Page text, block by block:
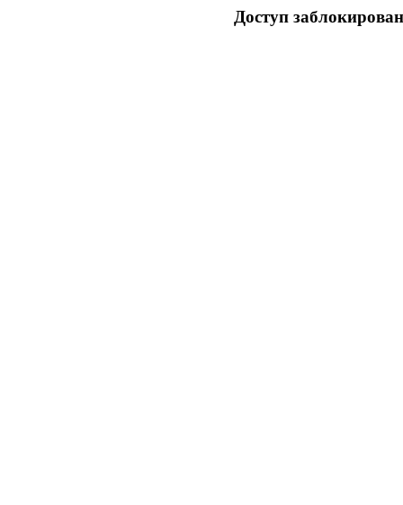
Доступ